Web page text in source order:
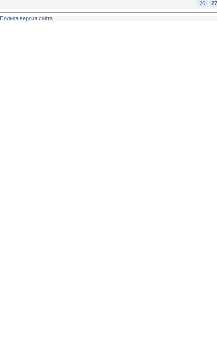
26
27
Полная версия сайта